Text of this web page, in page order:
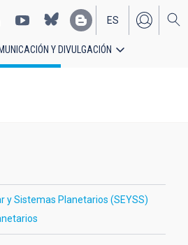
EN
ES
Y DIVULGACIÓN
y Sistemas Planetarios (SEYSS)